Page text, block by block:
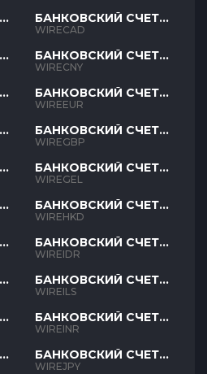
БАНКОВСКИЙ СЧЕТ
CAD
WIRECAD
БАНКОВСКИЙ СЧЕТ
CNY
WIRECNY
БАНКОВСКИЙ СЧЕТ
EUR
WIREEUR
БАНКОВСКИЙ СЧЕТ
GBP
WIREGBP
БАНКОВСКИЙ СЧЕТ
GEL
WIREGEL
БАНКОВСКИЙ СЧЕТ
HKD
WIREHKD
БАНКОВСКИЙ СЧЕТ
IDR
WIREIDR
БАНКОВСКИЙ СЧЕТ
ILS
WIREILS
БАНКОВСКИЙ СЧЕТ
INR
WIREINR
БАНКОВСКИЙ СЧЕТ
JPY
WIREJPY